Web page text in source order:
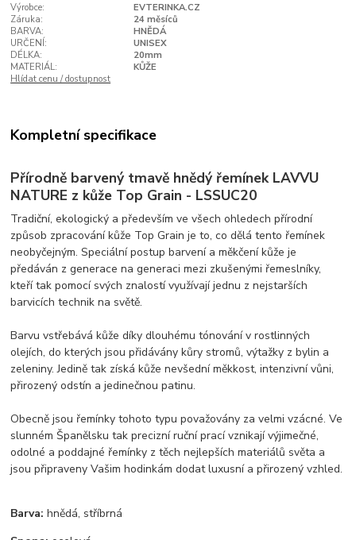
Výrobce:
EVTERINKA.CZ
Záruka:
24 měsíců
BARVA:
HNĚDÁ
URČENÍ:
UNISEX
DÉLKA:
20mm
MATERIÁL:
KŮŽE
Hlídat cenu / dostupnost
Kompletní specifikace
Přírodně barvený tmavě hnědý řemínek LAVVU
NATURE z kůže Top Grain - LSSUC20
Tradiční, ekologický a především ve všech ohledech přírodní
způsob zpracování kůže Top Grain je to, co dělá tento řemínek
neobyčejným. Speciální postup barvení a měkčení kůže je
předáván z generace na generaci mezi zkušenými řemeslníky,
kteří tak pomocí svých znalostí využívají jednu z nejstarších
barvicích technik na světě.
Barvu vstřebává kůže díky dlouhému tónování v rostlinných
olejích, do kterých jsou přidávány kůry stromů, výtažky z bylin a
zeleniny. Jedině tak získá kůže nevšední měkkost, intenzivní vůni,
přirozený odstín a jedinečnou patinu.
Obecně jsou řemínky tohoto typu považovány za velmi vzácné. Ve
slunném Španělsku tak precizní ruční prací vznikají výjimečné,
odolné a poddajné řemínky z těch nejlepších materiálů světa a
jsou připraveny Vašim hodinkám dodat luxusní a přirozený vzhled.
Barva: hnědá, stříbrná